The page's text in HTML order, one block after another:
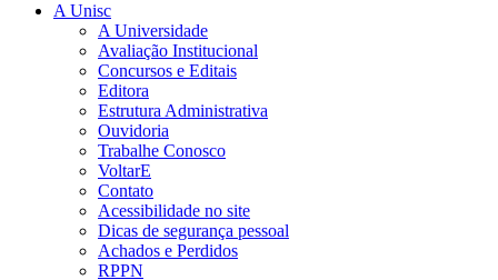
A Unisc
A Universidade
Avaliação Institucional
Concursos e Editais
Editora
Estrutura Administrativa
Ouvidoria
Trabalhe Conosco
VoltarE
Contato
Acessibilidade no site
Dicas de segurança pessoal
Achados e Perdidos
RPPN